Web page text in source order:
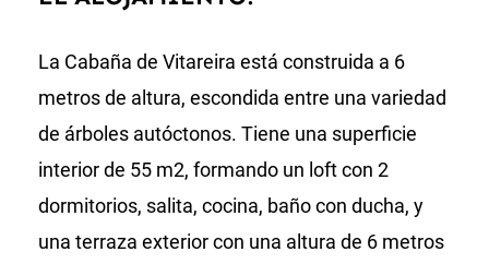
La Cabaña de Vitareira está construida a 6
metros de altura, escondida entre una variedad
de árboles autóctonos. Tiene una superficie
interior de 55 m2, formando un loft con 2
dormitorios, salita, cocina, baño con ducha, y
una terraza exterior con una altura de 6 metros